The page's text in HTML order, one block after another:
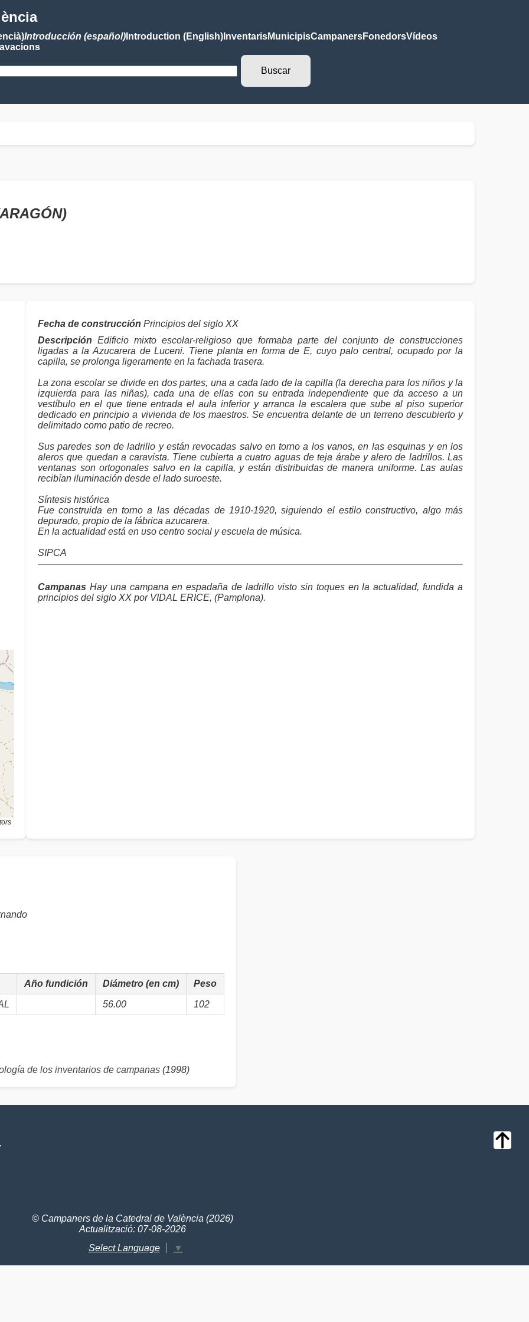
Introducción (español)Introduction (English)InventarisMunicipisCampanersFonedorsVídeos
Fecha de construcción Principios del siglo XX
Descripción Edificio mixto escolar-religioso que formaba parte del conjunto de construcciones
ligadas a la Azucarera de Luceni. Tiene planta en forma de E, cuyo palo central, ocupado por la
capilla, se prolonga ligeramente en la fachada trasera.
La zona escolar se divide en dos partes, una a cada lado de la capilla (la derecha para los niños y la
izquierda para las niñas), cada una de ellas con su entrada independiente que da acceso a un
vestíbulo en el que tiene entrada el aula inferior y arranca la escalera que sube al piso superior
dedicado en principio a vivienda de los maestros. Se encuentra delante de un terreno descubierto y
delimitado como patio de recreo.
Sus paredes son de ladrillo y están revocadas salvo en torno a los vanos, en las esquinas y en los
aleros que quedan a caravista. Tiene cubierta a cuatro aguas de teja árabe y alero de ladrillos. Las
ventanas son ortogonales salvo en la capilla, y están distribuidas de manera uniforme. Las aulas
recibían iluminación desde el lado suroeste.
Síntesis histórica
Fue construida en torno a las décadas de 1910-1920, siguiendo el estilo constructivo, algo más
depurado, propio de la fábrica azucarera.
En la actualidad está en uso centro social y escuela de música.
SIPCA
Campanas Hay una campana en espadaña de ladrillo visto sin toques en la actualidad, fundida a
principios del siglo XX por VIDAL ERICE, (Pamplona).
Año fundición Diámetro (en cm) Peso
56.00 102
de los inventarios de campanas (1998)
© Campaners de la Catedral de València (2026)
Actualització: 07-08-2026
Select Language
▼